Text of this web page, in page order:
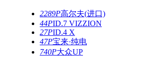
2289P高尔夫(进口)
44PID.7 VIZZION
27PID.4 X
47P宝来·纯电
740P大众UP